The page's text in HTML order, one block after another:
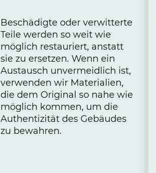
Beschädigte oder verwitterte
Teile werden so weit wie
möglich restauriert, anstatt
sie zu ersetzen. Wenn ein
Austausch unvermeidlich ist,
verwenden wir Materialien,
die dem Original so nahe wie
möglich kommen, um die
Authentizität des Gebäudes
zu bewahren.